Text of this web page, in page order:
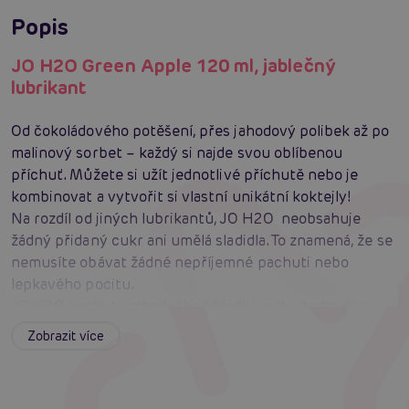
Popis
JO H2O Green Apple 120 ml, jablečný
lubrikant
Od čokoládového potěšení, přes jahodový polibek až po
malinový sorbet – každý si najde svou oblíbenou
příchuť. Můžete si užít jednotlivé příchutě nebo je
kombinovat a vytvořit si vlastní unikátní koktejly!
Na rozdíl od jiných lubrikantů, JO H2O neobsahuje
žádný přidaný cukr ani umělá sladidla. To znamená, že se
nemusíte obávat žádné nepříjemné pachuti nebo
lepkavého pocitu.
skluz, který nikdy není lepkavý nebo mazlavý. Užijte si
Zobrazit více